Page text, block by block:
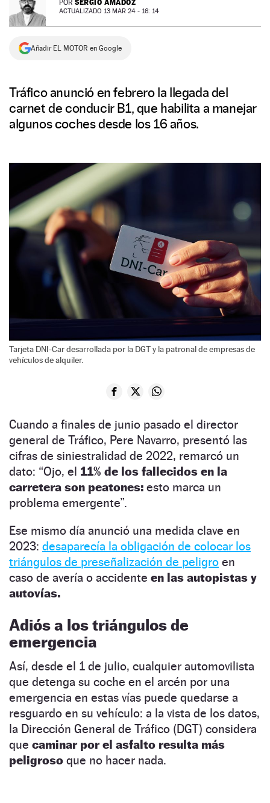
NEWSLETTER
SÍGUENOS
POR SERGIO AMADOZ
ACTUALIZADO 13 MAR 24 - 16: 14
Añadir EL MOTOR en Google
Tráfico anunció en febrero la llegada del
carnet de conducir B1, que habilita a manejar
algunos coches desde los 16 años.
Tarjeta DNI-Car desarrollada por la DGT y la patronal de empresas de
vehículos de alquiler.
Cuando a finales de junio pasado el director
general de Tráfico, Pere Navarro, presentó las
cifras de siniestralidad de 2022, remarcó un
dato: “Ojo, el 11% de los fallecidos en la
carretera son peatones: esto marca un
problema emergente”.
Ese mismo día anunció una medida clave en
2023: desaparecía la obligación de colocar los
triángulos de preseñalización de peligro en
caso de avería o accidente en las autopistas y
autovías.
Adiós a los triángulos de
emergencia
Así, desde el 1 de julio, cualquier automovilista
que detenga su coche en el arcén por una
emergencia en estas vías puede quedarse a
resguardo en su vehículo: a la vista de los datos,
la Dirección General de Tráfico (DGT) considera
que caminar por el asfalto resulta más
peligroso que no hacer nada.